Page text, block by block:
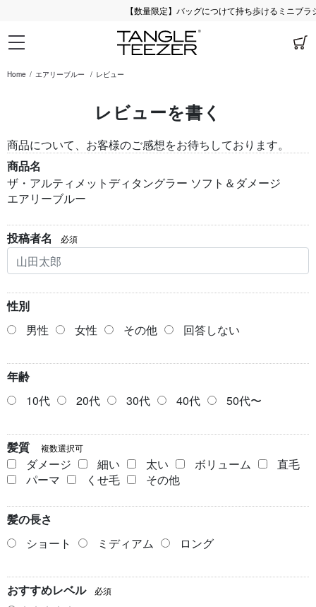
【数量限定】バッグにつけて持ち歩けるミニブラ
Home エアリーブルー レビュー
レビューを書く
商品について、お客様のご感想をお待ちしております。
商品名
ザ・アルティメットディタングラー ソフト＆ダメージ
エアリーブルー
投稿者名 必須
性別
男性
女性 その他 回答しない
年齢
10代
20代 30代 40代 50代〜
髪質 複数選択可
ダメージ 細い 太い ボリューム
直毛
パーマ
くせ毛 その他
髪の長さ
ショート
ミディアム ロング
おすすめレベル 必須